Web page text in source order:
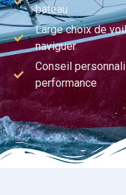
bateau
Large choix de
naviguer
Conseil
performance